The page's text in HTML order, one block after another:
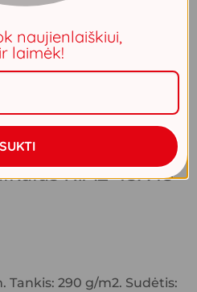
RIA2 45X45
Tankis: 290 g/m2. Sudėtis:
naujienlaiškiui,
laimėk!
SUKTI